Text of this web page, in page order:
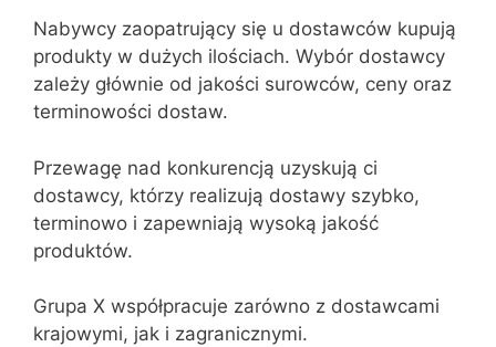
Nabywcy zaopatrujący się u dostawców kupują
produkty w dużych ilościach. Wybór dostawcy
zależy głównie od jakości surowców, ceny oraz
terminowości dostaw.
Przewagę nad konkurencją uzyskują ci
dostawcy, którzy realizują dostawy szybko,
terminowo i zapewniają wysoką jakość
produktów.
Grupa X współpracuje zarówno z dostawcami
krajowymi, jak i zagranicznymi.